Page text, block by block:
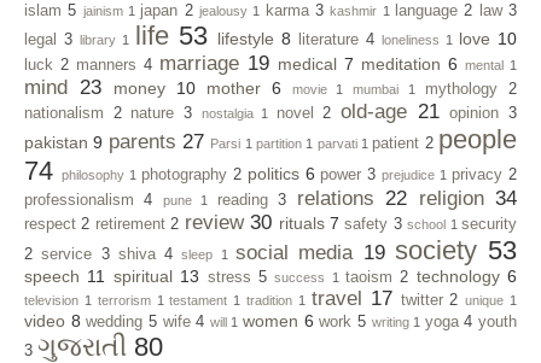
islam 5 jainism 1 japan 2 jealousy 1 karma 3 kashmir 1 language 2 law 3
legal
3 library 1 life 53 lifestyle 8 literature 4 loneliness 1 love 10
luck 2 manners 4 marriage 19 medical 7 meditation 6 mental 1
mind 23 money 10 mother 6 movie 1 mumbai 1 mythology
2
nationalism
2 nature 3 nostalgia 1 novel 2 old-age 21 opinion 3
pakistan 9 parents 27 Parsi 1 partition 1 parvati 1 patient 2 people
74 philosophy 1 photography 2 politics 6 power 3 prejudice 1 privacy 2
professionalism
4 pune 1 reading 3 relations 22 religion 34
respect 2 retirement 2 review 30 rituals 7 safety 3 school 1 security
2 service 3 shiva 4 sleep 1 social media 19 society 53
speech 11 spiritual 13 stress 5 success 1 taoism 2 technology 6
television 1 terrorism 1 testament 1 tradition 1 travel 17 twitter 2 unique 1
video 8 wedding 5 wife 4 will 1 women 6 work 5 writing 1 yoga 4 youth
3 ગુજરાતી 80